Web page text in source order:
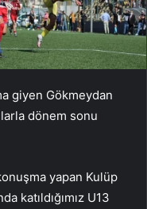
giyen Gökmeydan
dönem sonu
yapan Kulüp
katıldığımız U13